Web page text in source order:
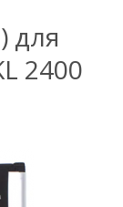
для
2400